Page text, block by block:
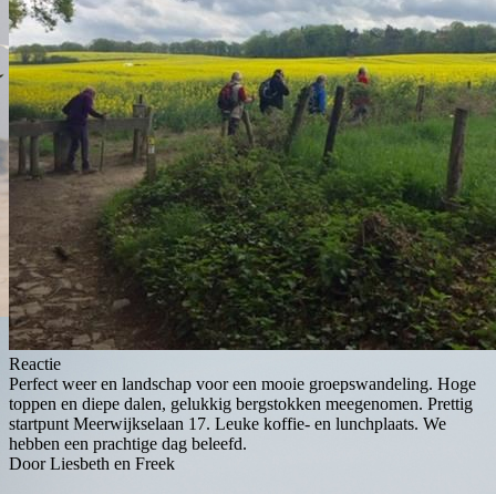
Reactie
Perfect weer en landschap voor een mooie groepswandeling. Hoge
toppen en diepe dalen, gelukkig bergstokken meegenomen. Prettig
startpunt Meerwijkselaan 17. Leuke koffie- en lunchplaats. We
hebben een prachtige dag beleefd.
Door Liesbeth en Freek